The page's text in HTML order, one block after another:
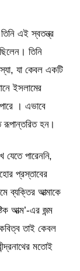
এই স্বতন্ত্র
তিনি
যা কেবল একটি
ইসলামের
। এভাবে
রূপান্তরিত হন।
যেতে পারেননি,
প্রস্তাবের
ব্যক্তির আত্মাকে
আত্ম’-এর জন্ম
তাই কেবল
মতোই